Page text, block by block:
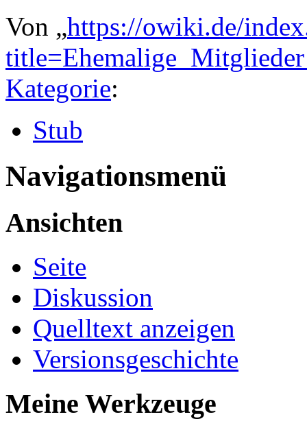
Von „https://owiki.de/
Kategorie:
Stub
Navigationsmenü
Ansichten
Seite
Diskussion
Quelltext anzeigen
Versionsgeschichte
Meine Werkzeuge